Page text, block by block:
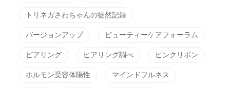
トリネガさわちゃんの徒然記録
バージョンアップ ビューティーケアフォーラム
ピアリング ピアリング調べ ピンクリボン
ホルモン受容体陽性 マインドフルネス